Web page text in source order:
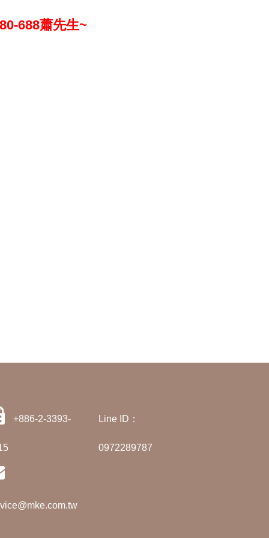
688蕭先生~
+886-2-3393- Line ID：
0972289787